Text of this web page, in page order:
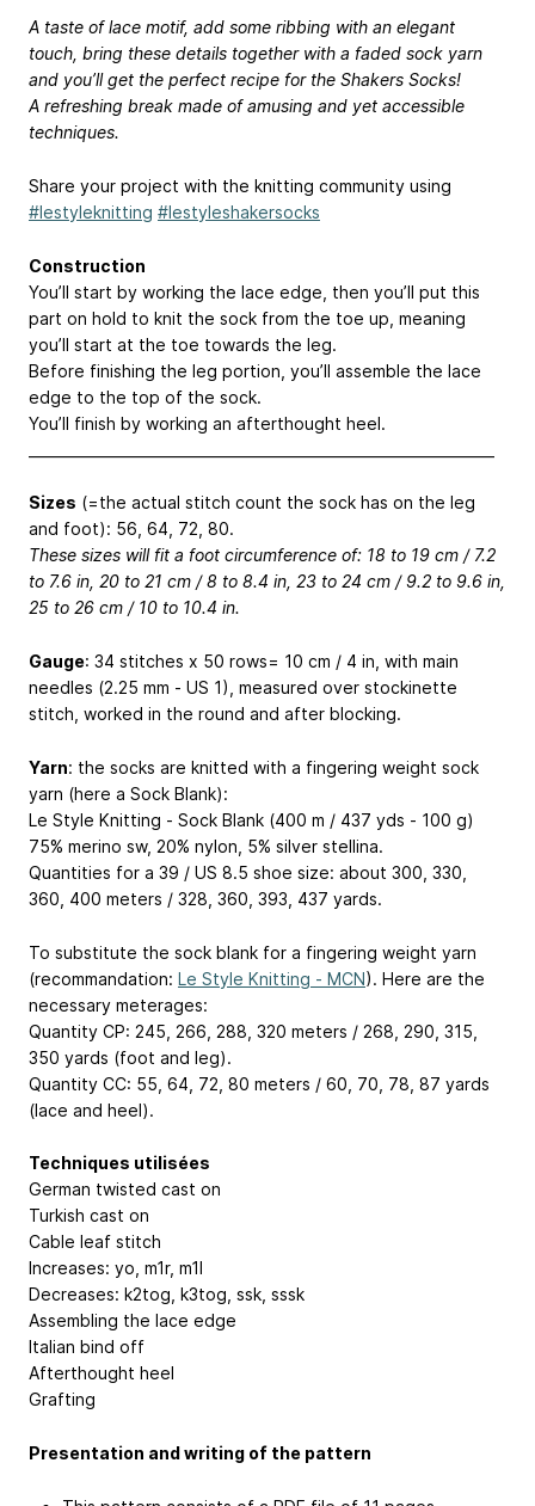
A taste of lace motif, add some ribbing with an elegant
touch, bring these details together with a faded sock yarn
and you’ll get the perfect recipe for the Shakers Socks!
A refreshing break made of amusing and yet accessible
techniques.
Share your project with the knitting community using
#lestyleknitting #lestyleshakersocks
Construction
You’ll start by working the lace edge, then you’ll put this
part on hold to knit the sock from the toe up, meaning
you’ll start at the toe towards the leg.
Before finishing the leg portion, you’ll assemble the lace
edge to the top of the sock.
You’ll finish by working an afterthought heel.
Sizes (=the actual stitch count the sock has on the leg
and foot): 56, 64, 72, 80.
These sizes will fit a foot circumference of: 18 to 19 cm / 7.2
to 7.6 in, 20 to 21 cm / 8 to 8.4 in, 23 to 24 cm / 9.2 to 9.6 in,
25 to 26 cm / 10 to 10.4 in.
Gauge: 34 stitches x 50 rows= 10 cm / 4 in, with main
needles (2.25 mm - US 1), measured over stockinette
stitch, worked in the round and after blocking.
Yarn: the socks are knitted with a fingering weight sock
yarn (here a Sock Blank):
Le Style Knitting - Sock Blank (400 m / 437 yds - 100 g)
75% merino sw, 20% nylon, 5% silver stellina.
Quantities for a 39 / US 8.5 shoe size: about 300, 330,
360, 400 meters / 328, 360, 393, 437 yards.
To substitute the sock blank for a fingering weight yarn
(recommandation: Le Style Knitting - MCN). Here are the
necessary meterages:
Quantity CP: 245, 266, 288, 320 meters / 268, 290, 315,
350 yards (foot and leg).
Quantity CC: 55, 64, 72, 80 meters / 60, 70, 78, 87 yards
(lace and heel).
Techniques utilisées
German twisted cast on
Turkish cast on
Cable leaf stitch
Increases: yo, m1r, m1l
Decreases: k2tog, k3tog, ssk, sssk
Assembling the lace edge
Italian bind off
Afterthought heel
Grafting
Presentation and writing of the pattern